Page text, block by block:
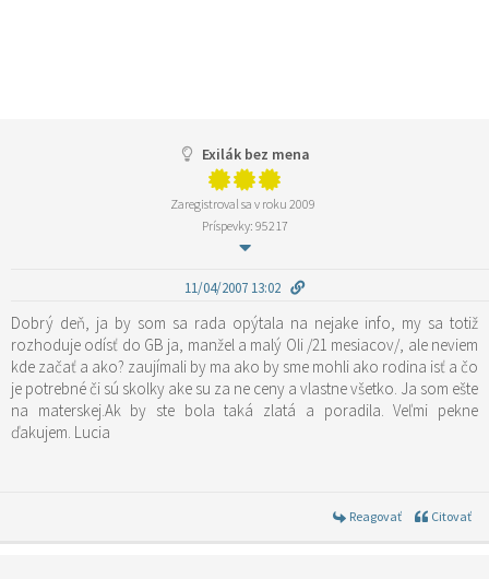
Exilák bez mena
Zaregistroval sa v roku 2009
Príspevky: 95217
11/04/2007 13:02
Dobrý deň, ja by som sa rada opýtala na nejake info, my sa totiž
rozhoduje odísť do GB ja, manžel a malý Oli /21 mesiacov/, ale neviem
kde začať a ako? zaujímali by ma ako by sme mohli ako rodina isť a čo
je potrebné či sú skolky ake su za ne ceny a vlastne všetko. Ja som ešte
na materskej.Ak by ste bola taká zlatá a poradila. Veľmi pekne
ďakujem. Lucia
Reagovať Citovať